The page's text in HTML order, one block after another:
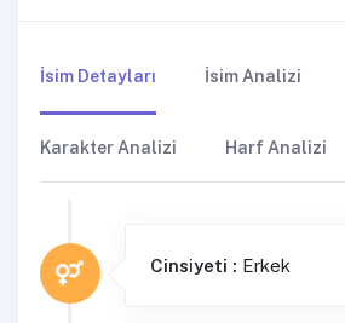
İsim Detayları İsim Analizi
Karakter Analizi Harf Analizi
Cinsiyeti : Erkek